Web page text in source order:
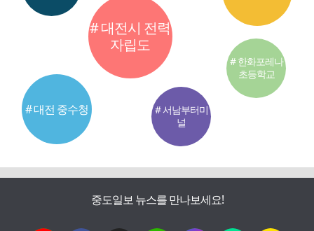
# 대전시 전력
자립도
# 대전 중수청
# 서남부터미
널
# 한화포레나
초등학교
중도일보 뉴스를 만나보세요!